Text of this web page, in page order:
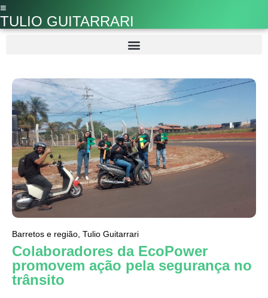
TULIO GUITARRARI
Barretos e região Tulio Guitarrari
Colaboradores da EcoPower
promovem ação pela segurança no
trânsito